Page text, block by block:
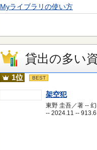
Myライブラリの使い方
貸出の多い
1位 BEST
架空犯
東野 圭吾／著 --
-- 2024.11 -- 913.6